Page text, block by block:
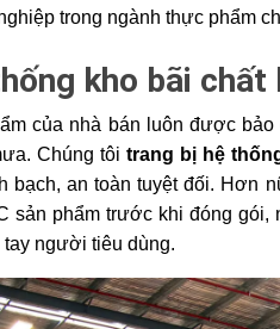
trong ngành thực phẩm
kho bãi chất
của nhà bán luôn được
Chúng tôi trang bị hệ
bạch, an toàn tuyệt đối. Hơn
sản phẩm trước khi đóng
tay người tiêu dùng.